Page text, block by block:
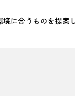
に合うものを提案し